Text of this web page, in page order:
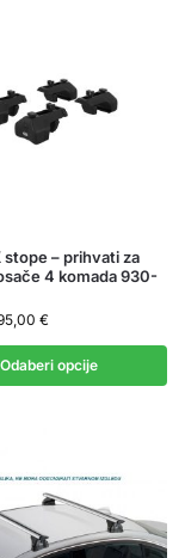
stope – prihvati za
4 komada 930-
€
Odaberi opcije